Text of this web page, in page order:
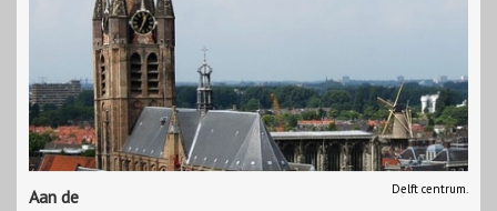
Delft centrum.
Aan de